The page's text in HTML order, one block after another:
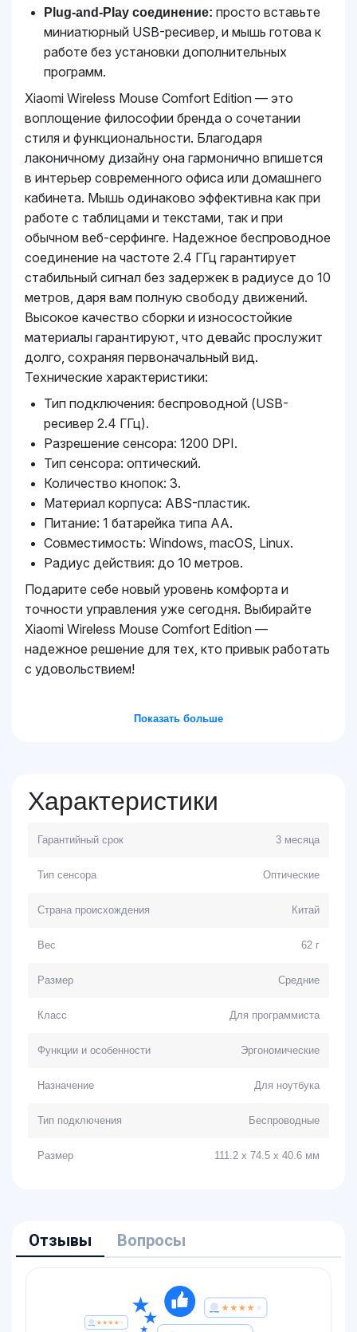
Plug-and-Play соединение: просто вставьте
миниатюрный USB-ресивер, и мышь готова к
работе без установки дополнительных
программ.
Xiaomi Wireless Mouse Comfort Edition — это
воплощение философии бренда о сочетании
стиля и функциональности. Благодаря
лаконичному дизайну она гармонично впишется
в интерьер современного офиса или домашнего
кабинета. Мышь одинаково эффективна как при
работе с таблицами и текстами, так и при
обычном веб-серфинге. Надежное беспроводное
соединение на частоте 2.4 ГГц гарантирует
стабильный сигнал без задержек в радиусе до 10
метров, даря вам полную свободу движений.
Высокое качество сборки и износостойкие
материалы гарантируют, что девайс прослужит
долго, сохраняя первоначальный вид.
Технические характеристики:
Тип подключения: беспроводной (USB-
ресивер 2.4 ГГц).
Разрешение сенсора: 1200 DPI.
Тип сенсора: оптический.
Количество кнопок: 3.
Материал корпуса: ABS-пластик.
Питание: 1 батарейка типа АА.
Совместимость: Windows, macOS, Linux.
Радиус действия: до 10 метров.
Подарите себе новый уровень комфорта и
точности управления уже сегодня. Выбирайте
Xiaomi Wireless Mouse Comfort Edition —
надежное решение для тех, кто привык работать
с удовольствием!
Показать больше
Характеристики
Гарантийный срок 3 месяца
Тип сенсора Оптические
Страна происхождения Китай
Вес 62 г
Размер Средние
Класс Для программиста
Функции и особенности Эргономические
Назначение Для ноутбука
Тип подключения Беспроводные
Размер 111.2 x 74.5 x 40.6 мм
Отзывы Вопросы